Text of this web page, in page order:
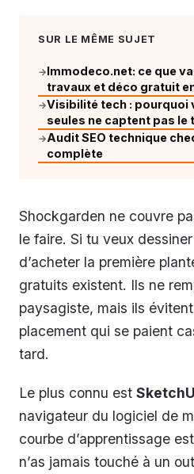
SUR LE MÊME SUJET
→Immodeco.net: ce que
travaux et déco gratuit
→Visibilité tech : pourquoi
seules ne captent pas le
→Audit SEO technique
complète
Shockgarden ne couvre
le faire. Si tu veux
d’acheter la première
gratuits existent. Ils ne
paysagiste, mais ils
placement qui se paient
tard.
Le plus connu est
navigateur du logiciel de
courbe d’apprentissage
n’as jamais touché à un